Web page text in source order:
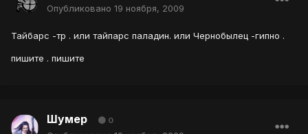
Опубликовано 19 ноября, 2009
Тайбарс -тр . или тайпарс паладин. или Чернобылец -гипно .
пишите . пишите
Шумер 0